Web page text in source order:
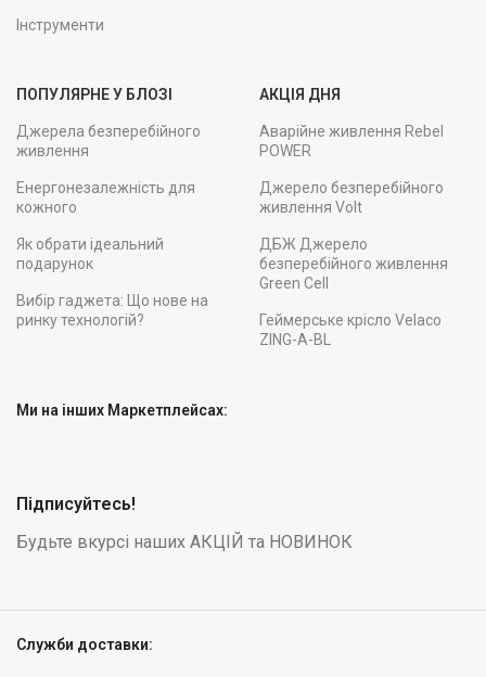
Інструменти
ПОПУЛЯРНЕ У БЛОЗІ
Джерела безперебійного
живлення
Енергонезалежність для
кожного
Як обрати ідеальний
подарунок
Вибір гаджета: Що нове на
ринку технологій?
АКЦІЯ ДНЯ
Аварійне живлення Rebel
POWER
Джерело безперебійного
живлення Volt
ДБЖ Джерело
безперебійного живлення
Green Cell
Геймерське крісло Velaco
ZING-A-BL
Ми на інших Маркетплейсах:
Підписуйтесь!
Будьте вкурсі наших АКЦІЙ та НОВИНОК
Служби доставки: